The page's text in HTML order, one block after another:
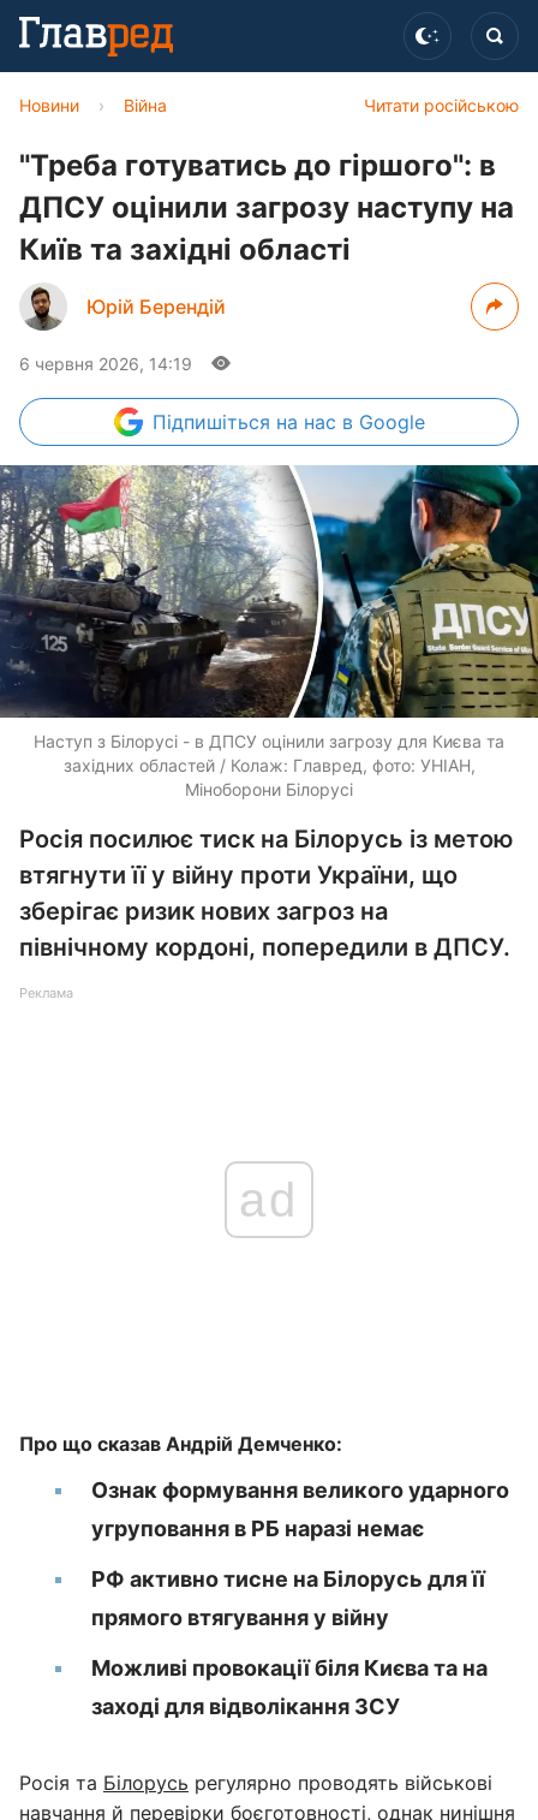
Читати російською
Новини › Війна
"Треба готуватись до гіршого": в
ДПСУ оцінили загрозу наступу на
Київ та західні області
Юрій Берендій
6 червня 2026, 14:19
Підпишіться на нас в Google
Наступ з Білорусі - в ДПСУ оцінили загрозу для Києва та
західних областей / Колаж: Главред, фото: УНІАН,
Міноборони Білорусі
Росія посилює тиск на Білорусь із метою
втягнути її у війну проти України, що
зберігає ризик нових загроз на
північному кордоні, попередили в ДПСУ.
Реклама
ad
Про що сказав Андрій Демченко:
Ознак формування великого ударного
угруповання в РБ наразі немає
РФ активно тисне на Білорусь для її
прямого втягування у війну
Можливі провокації біля Києва та на
заході для відволікання ЗСУ
Росія та Білорусь регулярно проводять військові
навчання й перевірки боєготовності, однак нинішня